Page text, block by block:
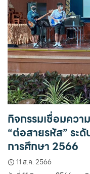
กิจกรรมเชื่อมคว
“ต่อสายรหัส” ระ
การศึกษา 2566
11 ส.ค. 2566